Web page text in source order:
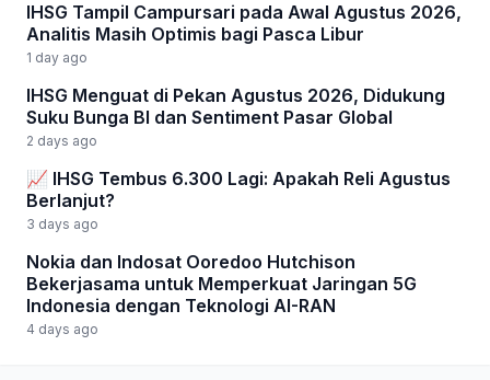
IHSG Tampil Campursari pada Awal Agustus 2026,
Analitis Masih Optimis bagi Pasca Libur
1 day ago
IHSG Menguat di Pekan Agustus 2026, Didukung
Suku Bunga BI dan Sentiment Pasar Global
2 days ago
📈 IHSG Tembus 6.300 Lagi: Apakah Reli Agustus
Berlanjut?
3 days ago
Nokia dan Indosat Ooredoo Hutchison
Bekerjasama untuk Memperkuat Jaringan 5G
Indonesia dengan Teknologi AI-RAN
4 days ago